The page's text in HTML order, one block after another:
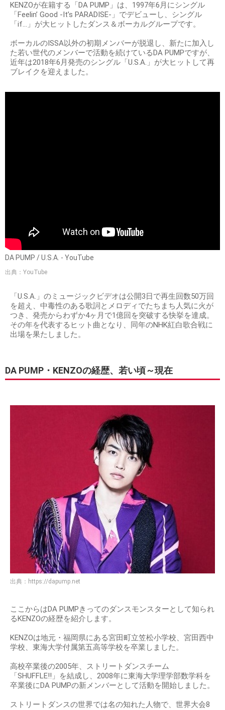
KENZOが在籍する「DA PUMP」は、1997年6月にシングル
「Feelin’ Good -It’s PARADISE-」でデビューし、シングル
「if...」が大ヒットしたダンス＆ボーカルグループです。
ボーカルのISSA以外の初期メンバーが脱退し、新たに加入し
た若い世代のメンバーで活動を続けているDA PUMPですが、
近年は2018年6月発売のシングル「U.S.A.」が大ヒットして再
ブレイクを迎えました。
DA PUMP / U.S.A. - YouTube
出典：YouTube
「U.S.A.」のミュージックビデオは公開3日で再生回数50万回
を超え、中毒性のある歌詞とメロディでたちまち人気に火が
つき、発売からわずか4ヶ月で1億回を突破する快挙を達成。
その年を代表するヒット曲となり、同年のNHK紅白歌合戦に
出場を果たしました。
DA PUMP・KENZOの経歴、若い頃～現在
出典： https://dapump.net
ここからはDA PUMPきってのダンスモンスターとして知られ
るKENZOの経歴を紹介します。
KENZOは地元・福岡県にある宮田町立笠松小学校、宮田西中
学校、東海大学付属第五高等学校を卒業しました。
高校卒業後の2005年、ストリートダンスチーム
「SHUFFLE!!」を結成し、2008年に東海大学理学部数学科を
卒業後にDA PUMPの新メンバーとして活動を開始しました。
ストリートダンスの世界では名の知れた人物で、世界大会8